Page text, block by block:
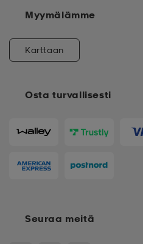
Osta turvallisesti
Myymälämme
Karttaan
Seuraa meitä